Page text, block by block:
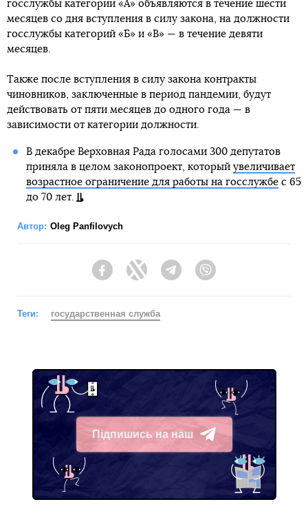
госслужбы категории «А» объявляются в течение шести
месяцев со дня вступления в силу закона, на должности
госслужбы категорий «Б» и «В» — в течение девяти
месяцев.
Также после вступления в силу закона контракты
чиновников, заключенные в период пандемии, будут
действовать от пяти месяцев до одного года — в
зависимости от категории должности.
В декабре Верховная Рада голосами 300 депутатов
приняла в целом законопроект, который увеличивает
возрастное ограничение для работы на госслужбес 65
до 70 лет.
Автор: Oleg Panfilovych
FacebookTwitter Telegram
Теги: государственная служба
Підпишись на наш
Telegram